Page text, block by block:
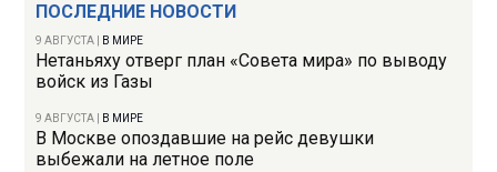
ПОСЛЕДНИЕ НОВОСТИ
9 АВГУСТА В МИРЕ
Нетаньяху отверг план «Совета мира» по выводу
войск из Газы
9 АВГУСТА В МИРЕ
В Москве опоздавшие на рейс девушки
выбежали на летное поле